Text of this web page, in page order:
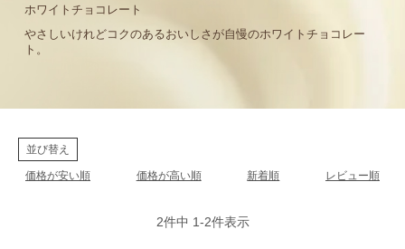
ホワイトチョコレート
やさしいけれどコクのあるおいしさが自慢のホワイトチョコレー
ト。
並び替え
価格が安い順 価格が高い順 新着順 レビュー順
2件中 1-2件表示